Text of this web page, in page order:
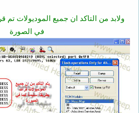
ولابد من التاكد ان جميع الموديولات تم
في الصورة